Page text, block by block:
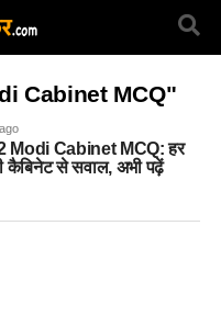
Cabinet MCQ"
Modi Cabinet MCQ: हर
कैबिनेट से सवाल, अभी पढ़ें